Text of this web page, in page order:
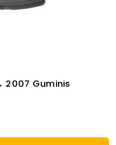
2007 Guminis